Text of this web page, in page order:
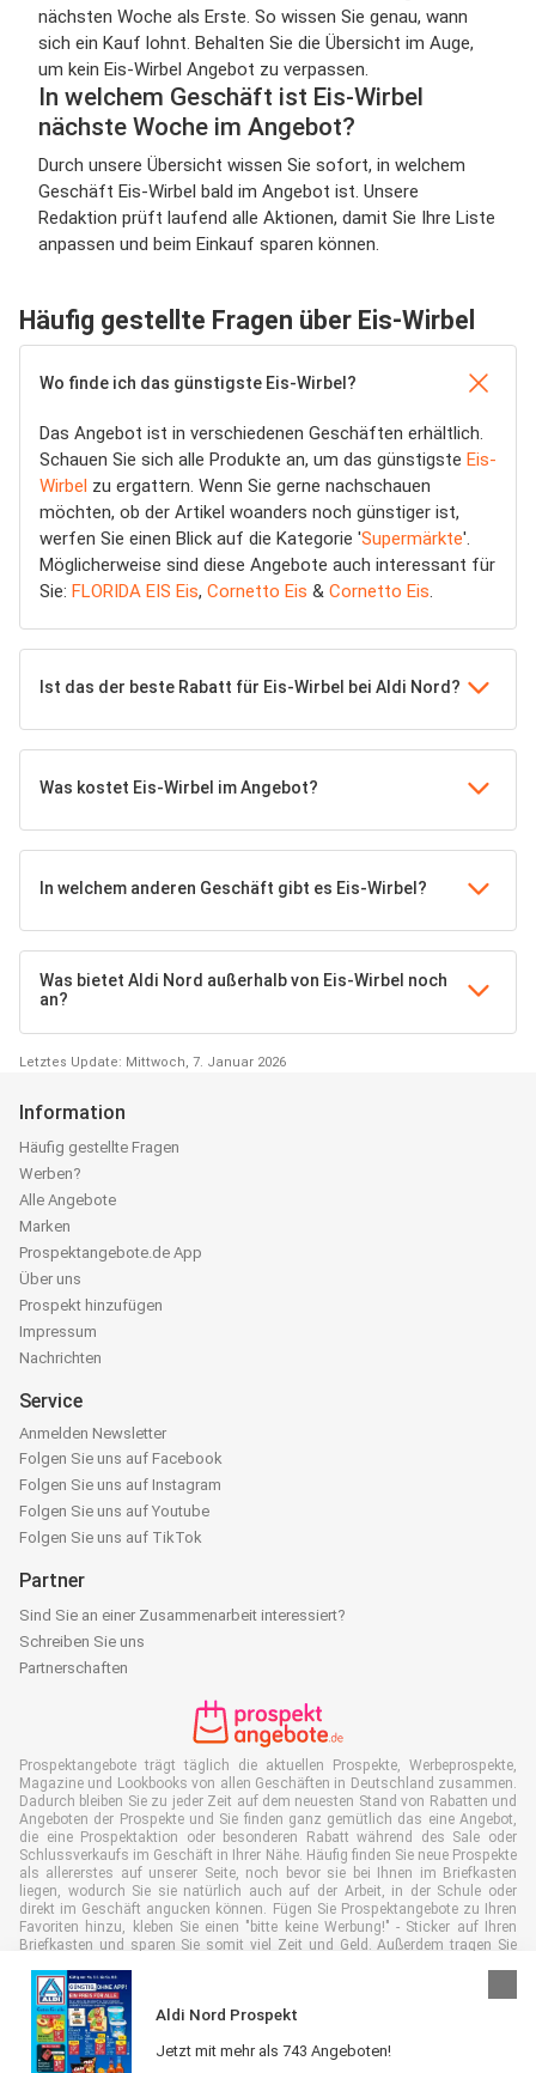
nächsten Woche als Erste. So wissen Sie genau, wann
sich ein Kauf lohnt. Behalten Sie die Übersicht im Auge,
um kein Eis-Wirbel Angebot zu verpassen.
In welchem Geschäft ist Eis-Wirbel
nächste Woche im Angebot?
Durch unsere Übersicht wissen Sie sofort, in welchem
Geschäft Eis-Wirbel bald im Angebot ist. Unsere
Redaktion prüft laufend alle Aktionen, damit Sie Ihre Liste
anpassen und beim Einkauf sparen können.
Häufig gestellte Fragen über Eis-Wirbel
Wo finde ich das günstigste Eis-Wirbel?
Das Angebot ist in verschiedenen Geschäften erhältlich.
Schauen Sie sich alle Produkte an, um das günstigste Eis-
Wirbel zu ergattern. Wenn Sie gerne nachschauen
möchten, ob der Artikel woanders noch günstiger ist,
werfen Sie einen Blick auf die Kategorie 'Supermärkte'.
Möglicherweise sind diese Angebote auch interessant für
Sie: FLORIDA EIS Eis, Cornetto Eis & Cornetto Eis.
Ist das der beste Rabatt für Eis-Wirbel bei Aldi Nord?
Was kostet Eis-Wirbel im Angebot?
In welchem anderen Geschäft gibt es Eis-Wirbel?
Was bietet Aldi Nord außerhalb von Eis-Wirbel noch
an?
Letztes Update: Mittwoch, 7. Januar 2026
Aldi Nord Prospekt
Jetzt mit mehr als 743 Angeboten!
Information
Häufig gestellte Fragen
Werben?
Alle Angebote
Marken
Prospektangebote.de App
Über uns
Prospekt hinzufügen
Impressum
Nachrichten
Service
Anmelden Newsletter
Folgen Sie uns auf Facebook
Folgen Sie uns auf Instagram
Folgen Sie uns auf Youtube
Folgen Sie uns auf TikTok
Partner
Sind Sie an einer Zusammenarbeit interessiert?
Schreiben Sie uns
Partnerschaften
Prospektangebote trägt täglich die aktuellen Prospekte, Werbeprospekte,
Magazine und Lookbooks von allen Geschäften in Deutschland zusammen.
Dadurch bleiben Sie zu jeder Zeit auf dem neuesten Stand von Rabatten und
Angeboten der Prospekte und Sie finden ganz gemütlich das eine Angebot,
die eine Prospektaktion oder besonderen Rabatt während des Sale oder
Schlussverkaufs im Geschäft in Ihrer Nähe. Häufig finden Sie neue Prospekte
als allererstes auf unserer Seite, noch bevor sie bei Ihnen im Briefkasten
liegen, wodurch Sie sie natürlich auch auf der Arbeit, in der Schule oder
direkt im Geschäft angucken können. Fügen Sie Prospektangebote zu Ihren
Favoriten hinzu, kleben Sie einen "bitte keine Werbung!" - Sticker auf Ihren
Briefkasten und sparen Sie somit viel Zeit und Geld. Außerdem tragen Sie
ist.